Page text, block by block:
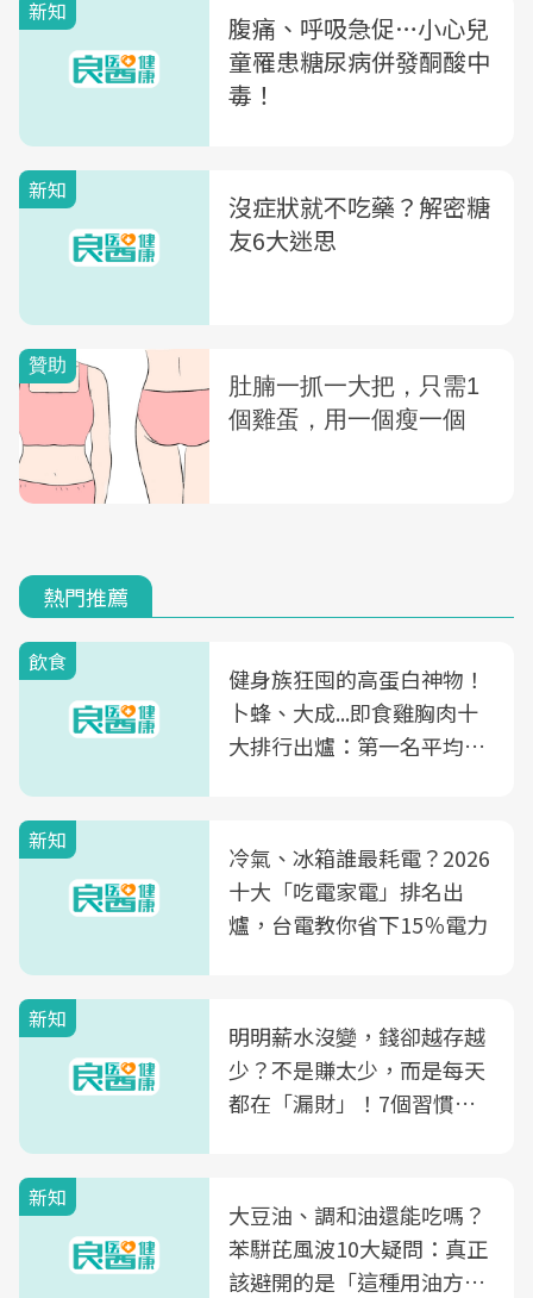
新知
腹痛、呼吸急促…小心兒
童罹患糖尿病併發酮酸中
毒！
新知
沒症狀就不吃藥？解密糖
友6大迷思
熱門推薦
飲食
健身族狂囤的高蛋白神物！
卜蜂、大成...即食雞胸肉十
大排行出爐：第一名平均一
新知
冷氣、冰箱誰最耗電？2026
十大「吃電家電」排名出
爐，台電教你省下15％電力
新知
明明薪水沒變，錢卻越存越
少？不是賺太少，而是每天
都在「漏財」！7個習慣一
新知
大豆油、調和油還能吃嗎？
苯駢芘風波10大疑問：真正
該避開的是「這種用油方